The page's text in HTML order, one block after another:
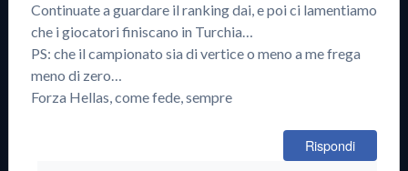
Continuate a guardare il ranking dai, e poi ci lamentiamo
che i giocatori finiscano in Turchia…
PS: che il campionato sia di vertice o meno a me frega
meno di zero…
Forza Hellas, come fede, sempre
Rispondi